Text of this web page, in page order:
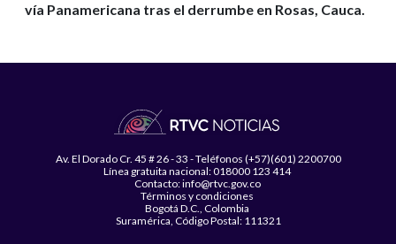
vía Panamericana tras el derrumbe en Rosas, Cauca.
Av. El Dorado Cr. 45 # 26 - 33 - Teléfonos (+57)(601) 2200700
Línea gratuita nacional: 018000 123 414
Contacto: info@rtvc.gov.co
Términos y condiciones
Bogotá D.C., Colombia
Suramérica, Código Postal: 111321